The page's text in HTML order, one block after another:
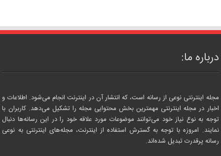
درباره ما:
مجله اینترنتی نوعی از رسانه است، که انتشار آن در اینترنت انجام می‌شود. اطلاعات و
اخبار در مجله اینترنتی مهمترین بخش محتوایی مجله را تشکیل می‌دهد. کاربران با
توجه به نوع نیاز خود می‌توانند موضوعات مورد علاقه خود را در این رسانه‌ها دنبال
نمایند. امروزه با توجه به گسترش استفاده از اینترنت، مجله‌های اینترنتی به نوعی
رسانه پرقدرت تبدیل شده‌اند.